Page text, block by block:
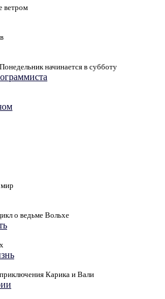
ветром
начинается в субботу
о ведьме Вольхе
Карика и Вали